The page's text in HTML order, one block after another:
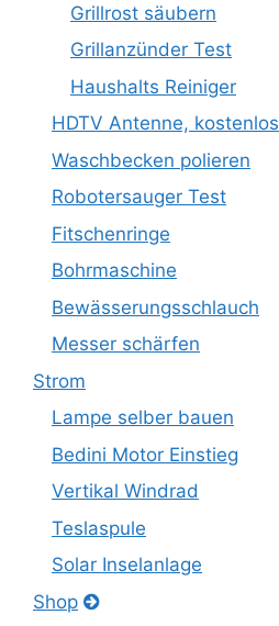
Grillrost säubern
Grillanzünder Test
Haushalts Reiniger
HDTV Antenne,
Waschbecken polieren
Robotersauger Test
Fitschenringe
Bohrmaschine
Bewässerungsschlauch
Messer schärfen
Strom
Lampe selber bauen
Bedini Motor Einstieg
Vertikal Windrad
Teslaspule
Solar Inselanlage
Shop